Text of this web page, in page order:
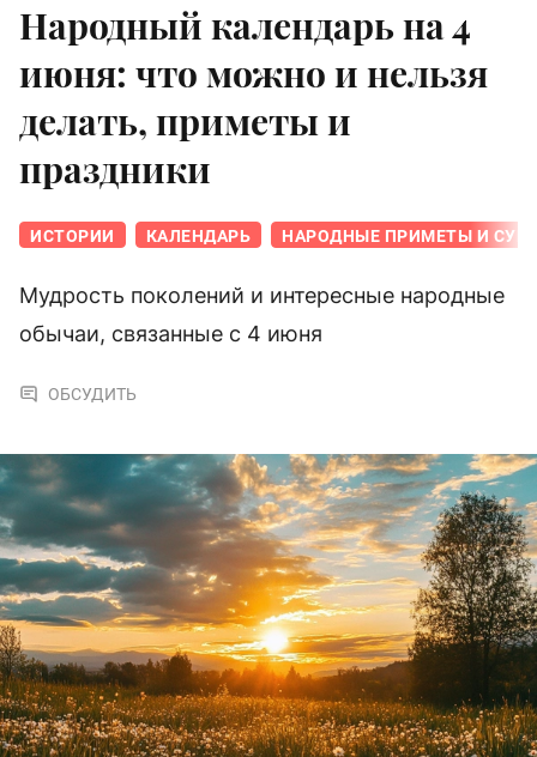
Народный календарь на 4
июня: что можно и нельзя
делать, приметы и
праздники
ИСТОРИИ КАЛЕНДАРЬ НАРОДНЫЕ ПРИМЕТЫ И
Мудрость поколений и интересные народные
обычаи, связанные с 4 июня
ОБСУДИТЬ